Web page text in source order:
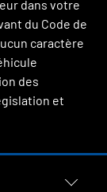
dans votre
du Code de
caractère
des
et